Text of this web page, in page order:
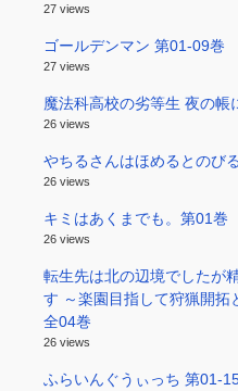
27 views
ゴールデンマン 第01-09巻
27 views
魔法科高校の劣等生 夜の帳
26 views
やちるさんはほめるとのび
26 views
キミはあくまでも。第01巻
26 views
転生先は北の辺境でしたが
す ～楽園目指して狩猟開拓
全04巻
26 views
ふらいんぐうぃっち 第01-